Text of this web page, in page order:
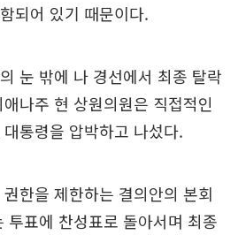
되어 있기 때문이다.
눈 밖에 나 경선에서 최종 탈락
나주 현 상원의원은 직접적인
통령을 압박하고 나섰다.
한을 제한하는 결의안의 본회
투표에 찬성표로 돌아서며 최종